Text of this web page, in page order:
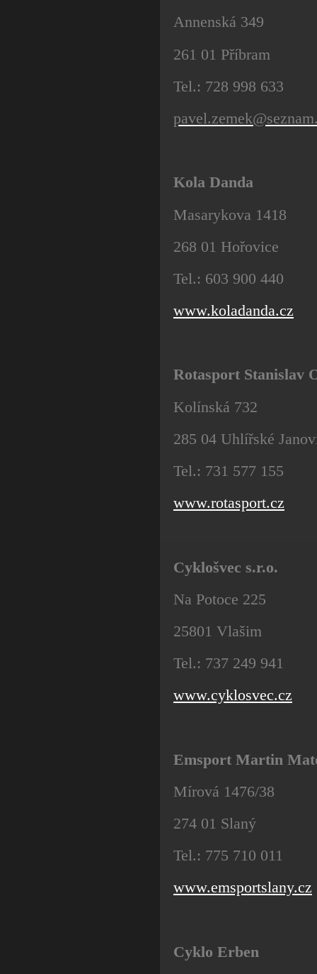
Annenská 349
261 01 Příbram
Tel.: 728 998 633
Kola Danda
Masarykova 1418
268 01 Hořovice
Tel.: 603 900 440
www.koladanda.cz
Rotasport Stanislav
Kolínská 732
285 04 Uhlířské
Tel.: 731 577 155
www.rotasport.cz
Cyklošvec s.r.o.
Na Potoce 225
25801 Vlašim
Tel.: 737 249 941
www.cyklosvec.cz
Emsport Martin
Mírová 1476/38
274 01 Slaný
Tel.: 775 710 011
www.emsportslany.cz
Cyklo Erben